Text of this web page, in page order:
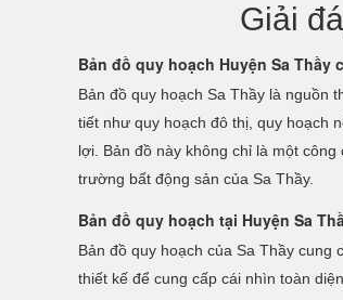
Giải
Bản đồ quy hoạch Huyện Sa
Bản đồ quy hoạch Sa Thầy là nguồn
tiết như quy hoạch đô thị, quy hoạch
lợi. Bản đồ này không chỉ là một
trường bất động sản của Sa Thầy.
Bản đồ quy hoạch tại Huyện Sa
Bản đồ quy hoạch của Sa Thầy
thiết kế để cung cấp cái nhìn toàn